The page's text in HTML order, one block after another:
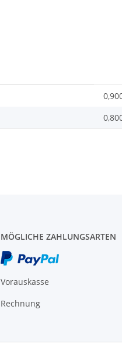
MÖGLICHE ZAHLUNGSARTEN
Vorauskasse
Rechnung